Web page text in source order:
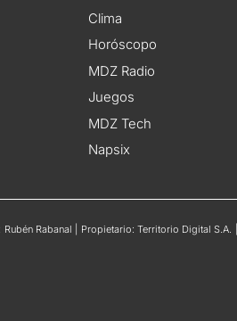
Clima
Horóscopo
MDZ Radio
Juegos
MDZ Tech
Napsix
Rabanal | Propietario: Territorio Digital S.A.